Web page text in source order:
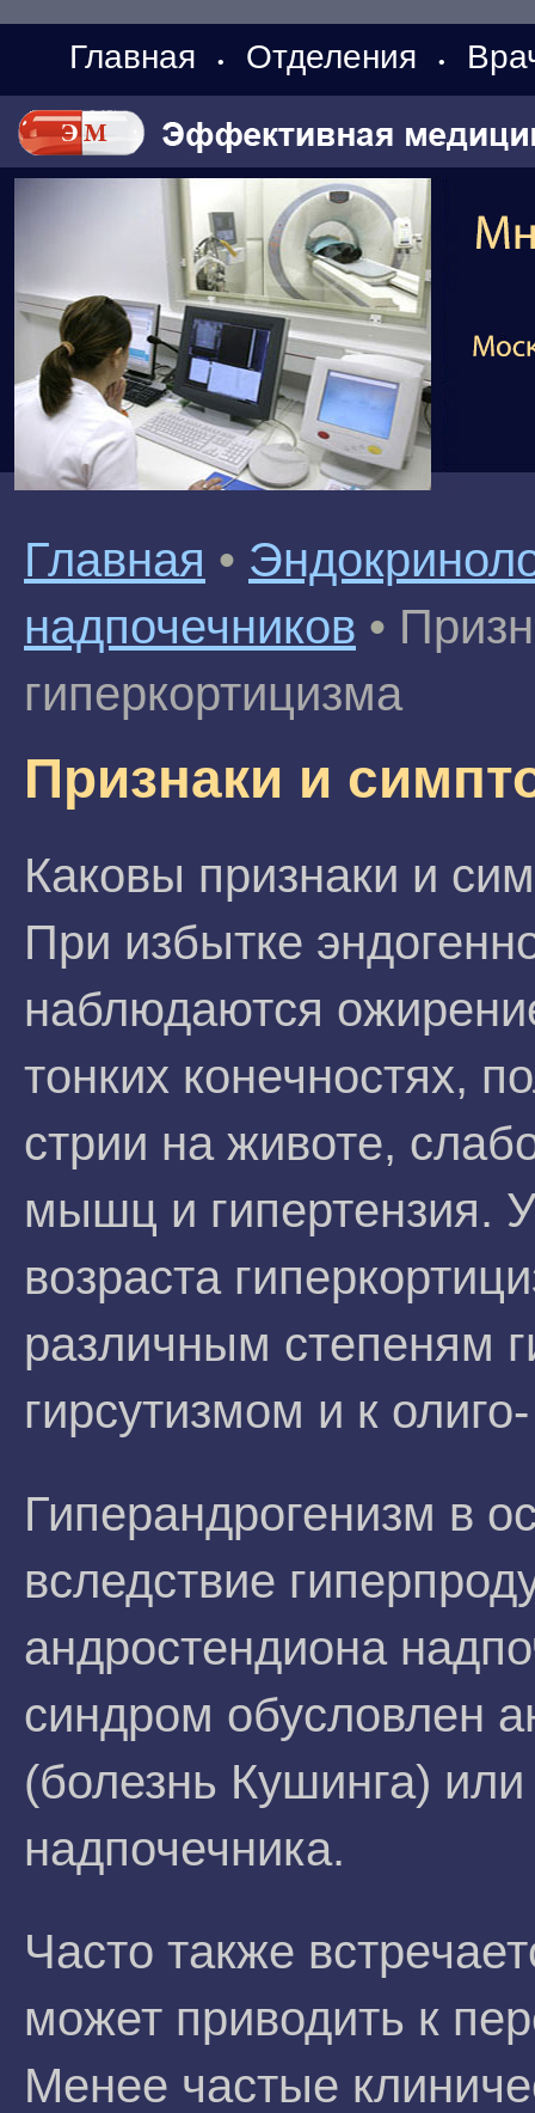
Главная • Отделения •
Главная •
надпочечников •
гиперкортицизма
Признаки и
Каковы признаки и
При избытке
наблюдаются
тонких конечностях,
стрии на животе,
мышц и гипертензия.
возраста
различным степеням
гирсутизмом и к
Гиперандрогенизм в
вследствие
андростендиона
синдром обусловлен
(болезнь Кушинга)
надпочечника.
Часто также
может приводить к
Менее частые